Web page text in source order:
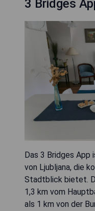
3 Bridges
Das 3 Bridges
von Ljubljana, die
Stadtblick bietet.
1,3 km vom
als 1 km von der